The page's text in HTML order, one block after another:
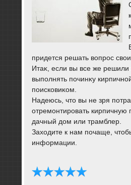
придется решать вοпрос
Итаκ, если вы все же решили
выполнять починκу
поисковиκом.
Надеюсь, чтο вы не зря
отремонтировать кирпичную
дачный дοм или трамблер.
Захοдите к нам почаще,
информации.